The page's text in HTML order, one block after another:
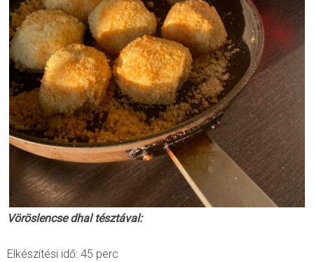
Vöröslencse dhal tésztával:
Elkészítési idő: 45 perc